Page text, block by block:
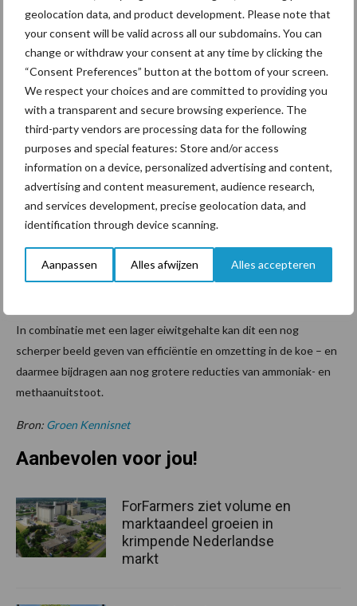
geolocation data, and product development. Please note that
your consent will be valid across all our subdomains. You can
change or withdraw your consent at any time by clicking the
“Consent Preferences” button at the bottom of your screen.
We respect your choices and are committed to providing you
with a transparent and secure browsing experience. The
third-party vendors are processing data for the following
purposes and special features: Store and/or access
information on a device, personalized advertising and content,
advertising and content measurement, audience research,
and services development, precise geolocation data, and
identification through device scanning.
Aanpassen Alles afwijzen Alles accepteren
eigen keuzes te maken. Het is dus cruciaal te weten waar de
grenzen liggen.”
Het onderzoek vond plaats onder gecontroleerde
winterrantsoen en liepen niet in de wei. “In de praktijk is de
grootste variabele de ruwvoerkwaliteit,” legt Goelema uit. “Toch
biedt dit onderzoek – en vooral het inzicht in efficiëntie bij
verschillende eiwitniveaus – waardevolle handvatten.”
Volgende stap: verder inzoomen
De komende maanden volgen de resultaten van de tweede en
derde lactatieperiode, waarin ook de effecten op koegezondheid
In combinatie met een lager eiwitgehalte kan dit een nog
scherper beeld geven van efficiëntie en omzetting in de koe – en
daarmee bijdragen aan nog grotere reducties van ammoniak- en
methaanuitstoot.
Bron: Groen Kennisnet
Aanbevolen voor jou!
ForFarmers ziet volume en
marktaandeel groeien in
krimpende Nederlandse
markt